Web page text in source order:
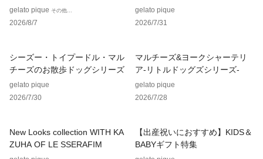
gelato pique その他...
2026/8/7
gelato pique
2026/7/31
シーズー・トイプードル・マル
チーズのお散歩ドッグシリーズ
gelato pique
2026/7/30
マルチーズ&ヨークシャーテリ
ア-リトルドッグズシリーズ-
gelato pique
2026/7/28
New Looks collection WITH KA
ZUHA OF LE SSERAFIM
【出産祝いにおすすめ】KIDS＆
BABYギフト特集